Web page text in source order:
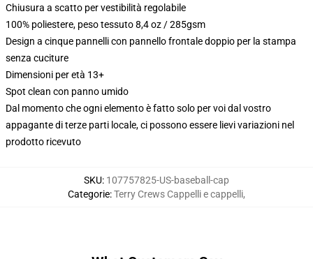
Chiusura a scatto per vestibilità regolabile
100% poliestere, peso tessuto 8,4 oz / 285gsm
Design a cinque pannelli con pannello frontale doppio per la stampa
senza cuciture
Dimensioni per età 13+
Spot clean con panno umido
Dal momento che ogni elemento è fatto solo per voi dal vostro
appagante di terze parti locale, ci possono essere lievi variazioni nel
prodotto ricevuto
SKU: 107757825-US-baseball-cap
Categorie:Terry Crews Cappelli e cappelli,